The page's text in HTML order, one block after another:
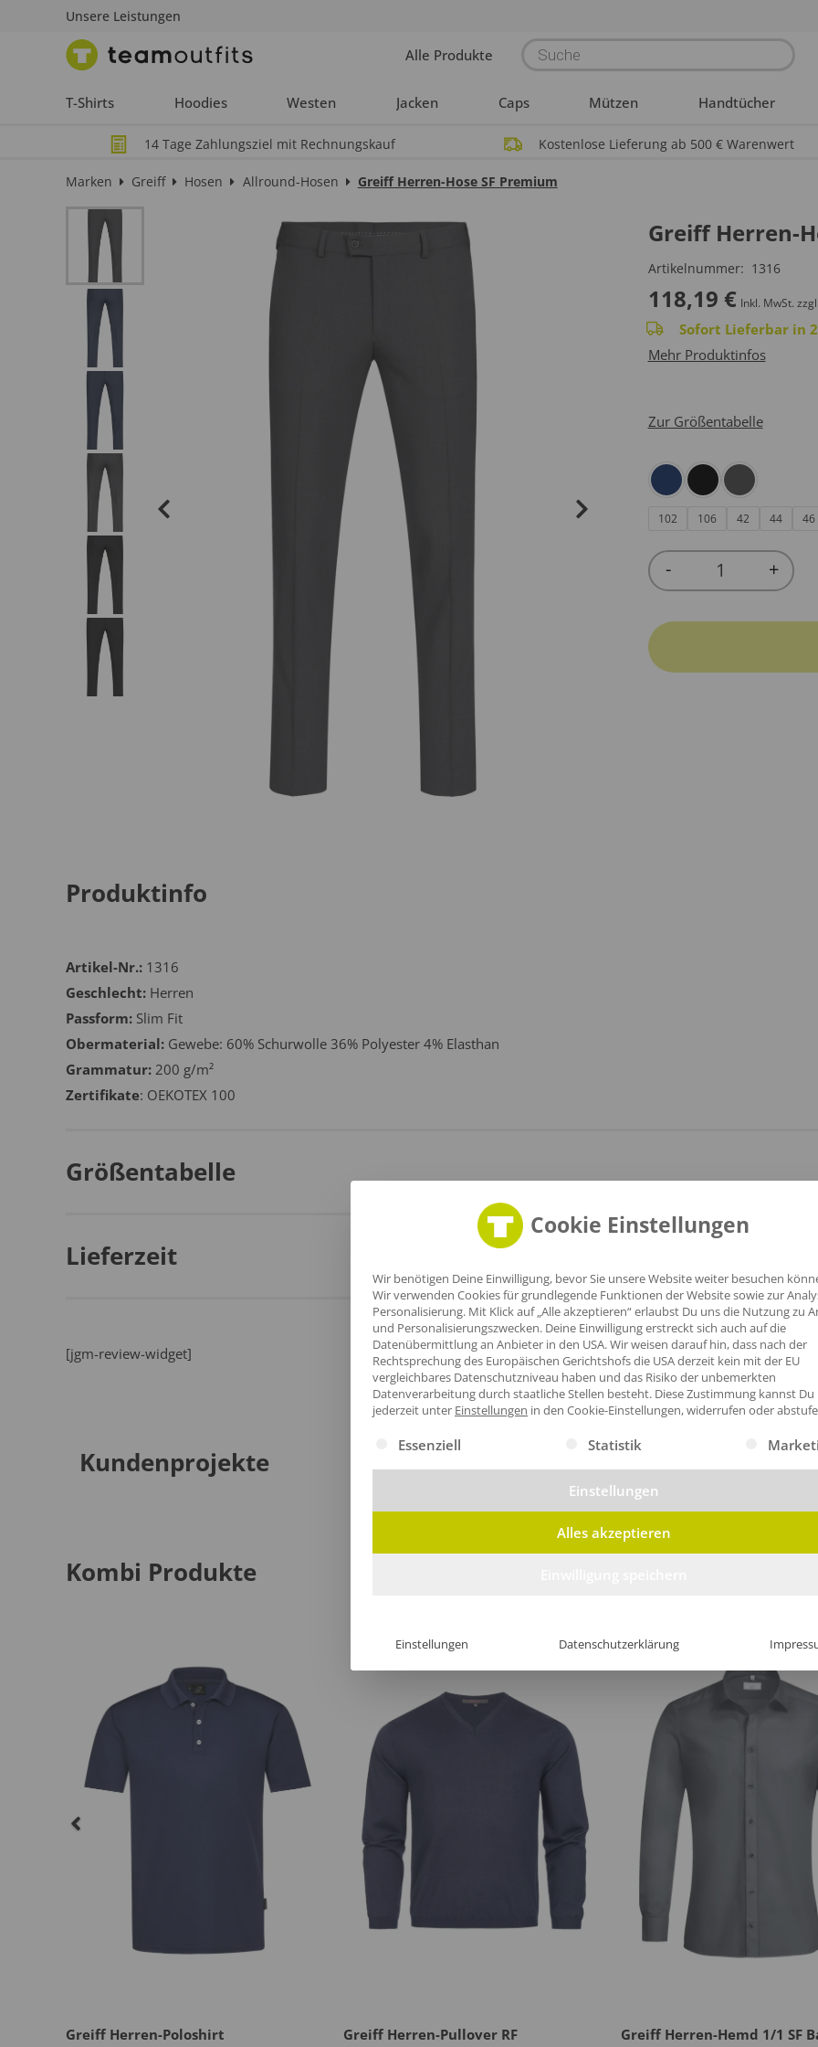
Unsere Leistungen
Alle Produkte Products
search
T-Shirts Hoodies Westen Jacken Caps Mützen Handtücher
14 Tage Zahlungsziel mit Rechnungskauf Kostenlose Lieferung ab 500 € Warenwert
Marken Greiff Hosen Allround-Hosen Greiff Herren-Hose SF Premium
Greiff Herren-
Artikelnummer: 1316
118,19 € Inkl. MwSt.
Sofort Lieferbar in
Mehr Produktinfos
Zur Größentabelle
102 106 42 44 46
Quantity
- +
Produktinfo
Artikel-Nr.: 1316
Geschlecht: Herren
Passform: Slim Fit
Obermaterial: Gewebe: 60% Schurwolle 36% Polyester 4% Elasthan
Grammatur: 200 g/m²
Zertifikate: OEKOTEX 100
Größentabelle
Lieferzeit
[jgm-review-widget]
Kundenprojekte
Kombi Produkte
Greiff Herren-Poloshirt Greiff Herren-Pullover RF Greiff Herren-Hemd 1/1 SF
Cookie Einstellungen
Wir benötigen Deine Einwilligung, bevor Sie unsere Website weiter besuchen
Wir verwenden Cookies für grundlegende Funktionen der Website sowie zur
Personalisierung. Mit Klick auf „Alle akzeptieren“ erlaubst Du uns die Nutzung zu
und Personalisierungszwecken. Deine Einwilligung erstreckt sich auch auf die
Datenübermittlung an Anbieter in den USA. Wir weisen darauf hin, dass nach der
Rechtsprechung des Europäischen Gerichtshofs die USA derzeit kein mit der EU
vergleichbares Datenschutzniveau haben und das Risiko der unbemerkten
Datenverarbeitung durch staatliche Stellen besteht. Diese Zustimmung kannst Du
jederzeit unter Einstellungen in den Cookie-Einstellungen, widerrufen oder
Es folgt eine Liste der Service-Gruppen, für die eine Einwilligung
Essenziell Statistik
Einstellungen
Alles akzeptieren
Einstellungen Datenschutzerklärung